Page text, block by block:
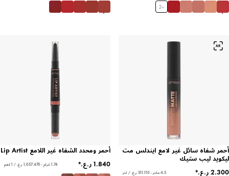
+
2
أحمر شفاه سائل غير لامع ايندلس مت
ليكويد ليب ستيك
4.5 ملتر - ‏511.110 ر.ع.‏ / لتر
أحمر ومحدد الشفاه غير اللامع Lip Artist
1.74 غرام - ‏1,057.470 ر.ع.‏ / 1 كغم